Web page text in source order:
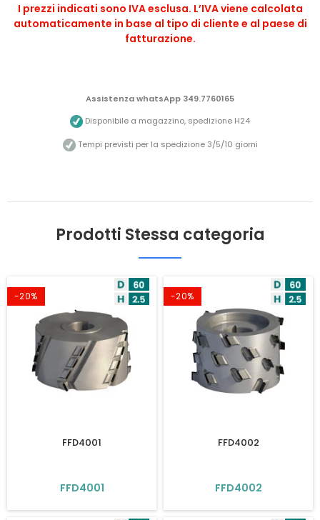
I prezzi indicati sono IVA esclusa. L’IVA viene calcolata
automaticamente in base al tipo di cliente e al paese di
fatturazione.
Assistenza whatsApp 349.7760165
Disponibile a magazzino, spedizione H24
Tempi previsti per la spedizione 3/5/10 giorni
Prodotti Stessa categoria
-20%
FFD4001
FFD4001
-20%
FFD4002
FFD4002